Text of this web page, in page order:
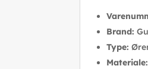
Brand:
Type:
Materiale: